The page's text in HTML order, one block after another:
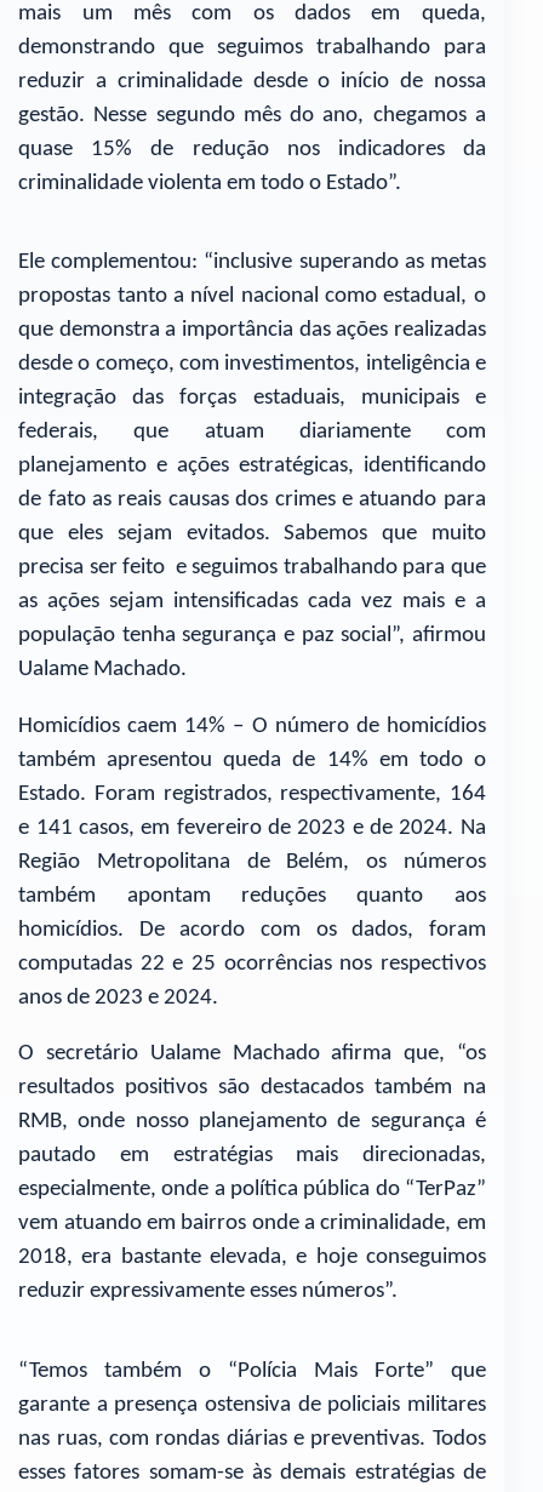
mais um mês com os dados em queda,
demonstrando que seguimos trabalhando para
reduzir a criminalidade desde o início de nossa
gestão. Nesse segundo mês do ano, chegamos a
quase 15% de redução nos indicadores da
criminalidade violenta em todo o Estado”.
Ele complementou: “inclusive superando as metas
propostas tanto a nível nacional como estadual, o
que demonstra a importância das ações realizadas
desde o começo, com investimentos, inteligência e
integração das forças estaduais, municipais e
federais, que atuam diariamente com
planejamento e ações estratégicas, identificando
de fato as reais causas dos crimes e atuando para
que eles sejam evitados. Sabemos que muito
precisa ser feito e seguimos trabalhando para que
as ações sejam intensificadas cada vez mais e a
população tenha segurança e paz social”, afirmou
Ualame Machado.
Homicídios caem 14% – O número de homicídios
também apresentou queda de 14% em todo o
Estado. Foram registrados, respectivamente, 164
e 141 casos, em fevereiro de 2023 e de 2024. Na
Região Metropolitana de Belém, os números
também apontam reduções quanto aos
homicídios. De acordo com os dados, foram
computadas 22 e 25 ocorrências nos respectivos
anos de 2023 e 2024.
O secretário Ualame Machado afirma que, “os
resultados positivos são destacados também na
RMB, onde nosso planejamento de segurança é
pautado em estratégias mais direcionadas,
especialmente, onde a política pública do “TerPaz”
vem atuando em bairros onde a criminalidade, em
2018, era bastante elevada, e hoje conseguimos
reduzir expressivamente esses números”.
“Temos também o “Polícia Mais Forte” que
garante a presença ostensiva de policiais militares
nas ruas, com rondas diárias e preventivas. Todos
esses fatores somam-se às demais estratégias de